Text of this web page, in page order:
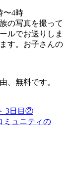
〜4時
の写真を撮って
ルでお送りしま
す。お子さんの
、無料です。
3日目②
ミュニティの